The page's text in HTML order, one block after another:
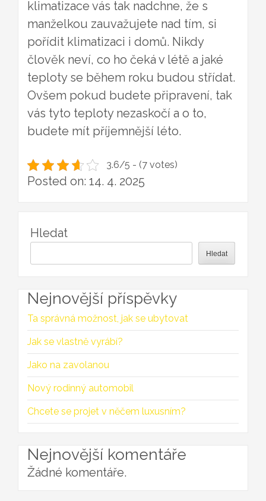
klimatizace vás tak nadchne, že s
manželkou zauvažujete nad tím, si
pořídit klimatizaci i domů. Nikdy
člověk neví, co ho čeká v létě a jaké
teploty se během roku budou střídat.
Ovšem pokud budete připravení, tak
vás tyto teploty nezaskočí a o to,
budete mít příjemnější léto.
3.6/5 - (7 votes)
Posted on: 14. 4. 2025
Hledat
Hledat
Nejnovější příspěvky
Ta správná možnost, jak se ubytovat
Jak se vlastně vyrábí?
Jako na zavolanou
Nový rodinný automobil
Chcete se projet v něčem luxusním?
Nejnovější komentáře
Žádné komentáře.